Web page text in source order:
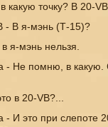
какую точку? В 20-VB
- В я-мэнь (T-15)?
я-мэнь нельзя.
- Не помню, в какую.
в 20-VВ?...
- И это при слепоте